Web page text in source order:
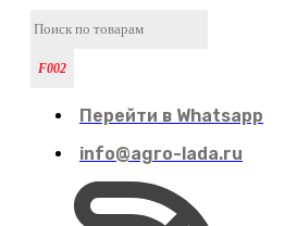
Перейти в Whatsapp
info@agro-lada.ru